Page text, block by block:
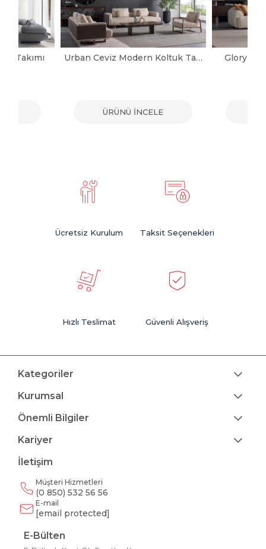
Takımı Urban Ceviz Modern Koltuk Takımı
ÜRÜNÜ İNCELE
Glory
Ücretsiz Kurulum Taksit Seçenekleri
Hızlı Teslimat Güvenli Alışveriş
Kategoriler
Kurumsal
Önemli Bilgiler
Kariyer
İletişim
Müşteri Hizmetleri
(0 850) 532 56 56
E-mail
[email protected]
E-Bülten